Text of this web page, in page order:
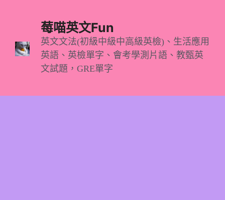
莓喵英文Fun
英文文法(初級中級中高級英檢)、生活應用
英語、英檢單字、會考學測片語、教甄英
文試題，GRE單字